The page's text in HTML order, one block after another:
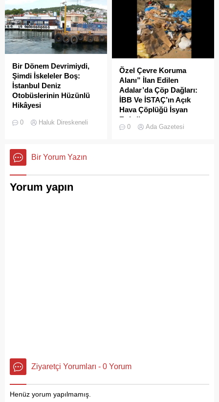
Bir Dönem Devrimiydi,
Şimdi İskeleler Boş:
İstanbul Deniz
Otobüslerinin Hüzünlü
Hikâyesi
İstanbul’da deniz ulaşımı,
merkezi arasında kurulan
tıkır tıkır işleyen, prestijli ve
konforlu güvenli bir yaşam
ritmiydi.
0 Haluk Direskeneli
Özel Çevre Koruma
Alanı” İlan Edilen
Adalar’da Çöp Dağları:
İBB Ve İSTAÇ’ın Açık
Hava Çöplüğü İsyan
Ettirdi
Adalar'da çekilen çöp
0 Ada Gazetesi
Bir Yorum Yazın
Yorum yapın
Ziyaretçi Yorumları - 0 Yorum
Henüz yorum yapılmamış.